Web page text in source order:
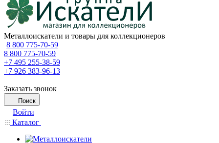
Металлоискатели и товары для коллекционеров
8 800 775-70-59
8 800 775-70-59
+7 495 255-38-59
+7 926 383-96-13
Заказать звонок
Поиск
Войти
Каталог